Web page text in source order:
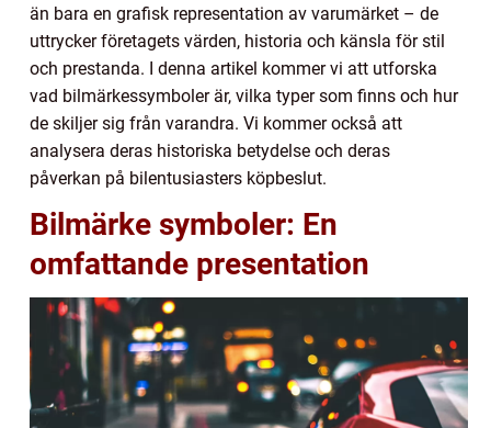
än bara en grafisk representation av varumärket – de
uttrycker företagets värden, historia och känsla för stil
och prestanda. I denna artikel kommer vi att utforska
vad bilmärkessymboler är, vilka typer som finns och hur
de skiljer sig från varandra. Vi kommer också att
analysera deras historiska betydelse och deras
påverkan på bilentusiasters köpbeslut.
Bilmärke symboler: En
omfattande presentation